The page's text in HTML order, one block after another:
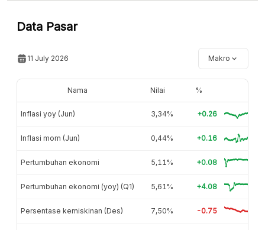
Data Pasar
11 July 2026 Makro
Nama Nilai %
Inflasi yoy (Jun) 3,34% +0.26
Inflasi mom (Jun) 0,44% +0.16
Pertumbuhan ekonomi 5,11% +0.08
Pertumbuhan ekonomi (yoy) (Q1) 5,61% +4.08
Persentase kemiskinan (Des) 7,50% -0.75